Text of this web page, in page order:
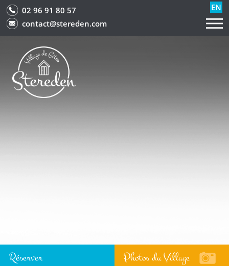
02 96 91 80 57
contact@stereden.com
EN
Réserver
Photos du Village